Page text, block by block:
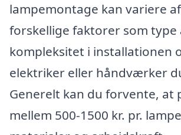
lampemontage kan variere
forskellige faktorer som type
kompleksitet i installationen
elektriker eller håndværker
Generelt kan du forvente, at
mellem 500-1500 kr. pr.